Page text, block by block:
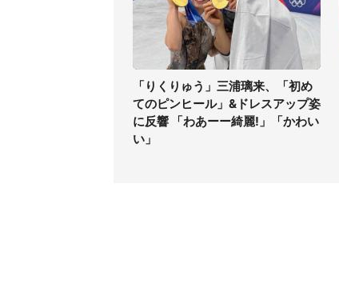
「りくりゅう」三浦璃来、「初め
てのピンヒール」&ドレスアップ姿
に反響 「わあーー綺麗!」「かわい
い」